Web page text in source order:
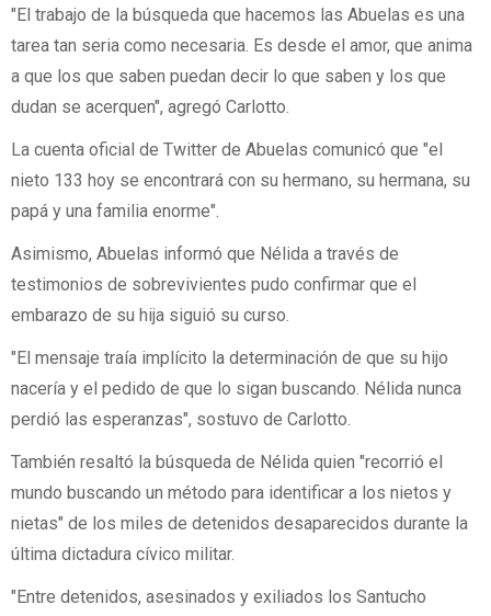
"El trabajo de la búsqueda que hacemos las Abuelas es una
tarea tan seria como necesaria. Es desde el amor, que anima
a que los que saben puedan decir lo que saben y los que
dudan se acerquen", agregó Carlotto.
La cuenta oficial de Twitter de Abuelas comunicó que "el
nieto 133 hoy se encontrará con su hermano, su hermana, su
papá y una familia enorme".
Asimismo, Abuelas informó que Nélida a través de
testimonios de sobrevivientes pudo confirmar que el
embarazo de su hija siguió su curso.
"El mensaje traía implícito la determinación de que su hijo
nacería y el pedido de que lo sigan buscando. Nélida nunca
perdió las esperanzas", sostuvo de Carlotto.
También resaltó la búsqueda de Nélida quien "recorrió el
mundo buscando un método para identificar a los nietos y
nietas" de los miles de detenidos desaparecidos durante la
última dictadura cívico militar.
"Entre detenidos, asesinados y exiliados los Santucho